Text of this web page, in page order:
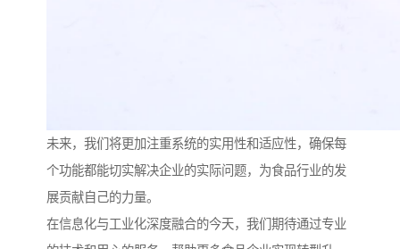
未来，我们将更加注重系统的实用性和适应性，确保每
个功能都能切实解决企业的实际问题，为食品行业的发
展贡献自己的力量。
在信息化与工业化深度融合的今天，我们期待通过专业